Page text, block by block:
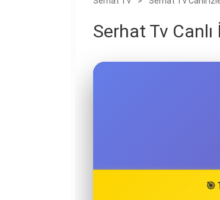
Serhat Tv Canlı
🎯